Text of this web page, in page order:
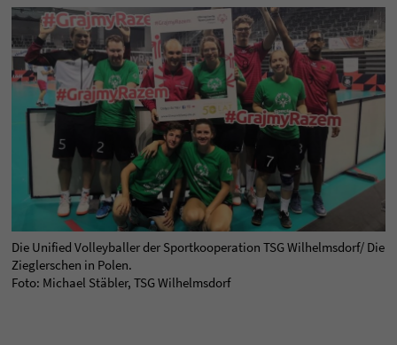
Die Unified Volleyballer der Sportkooperation TSG Wilhelmsdorf/ Die
Zieglerschen in Polen.
Foto: Michael Stäbler, TSG Wilhelmsdorf